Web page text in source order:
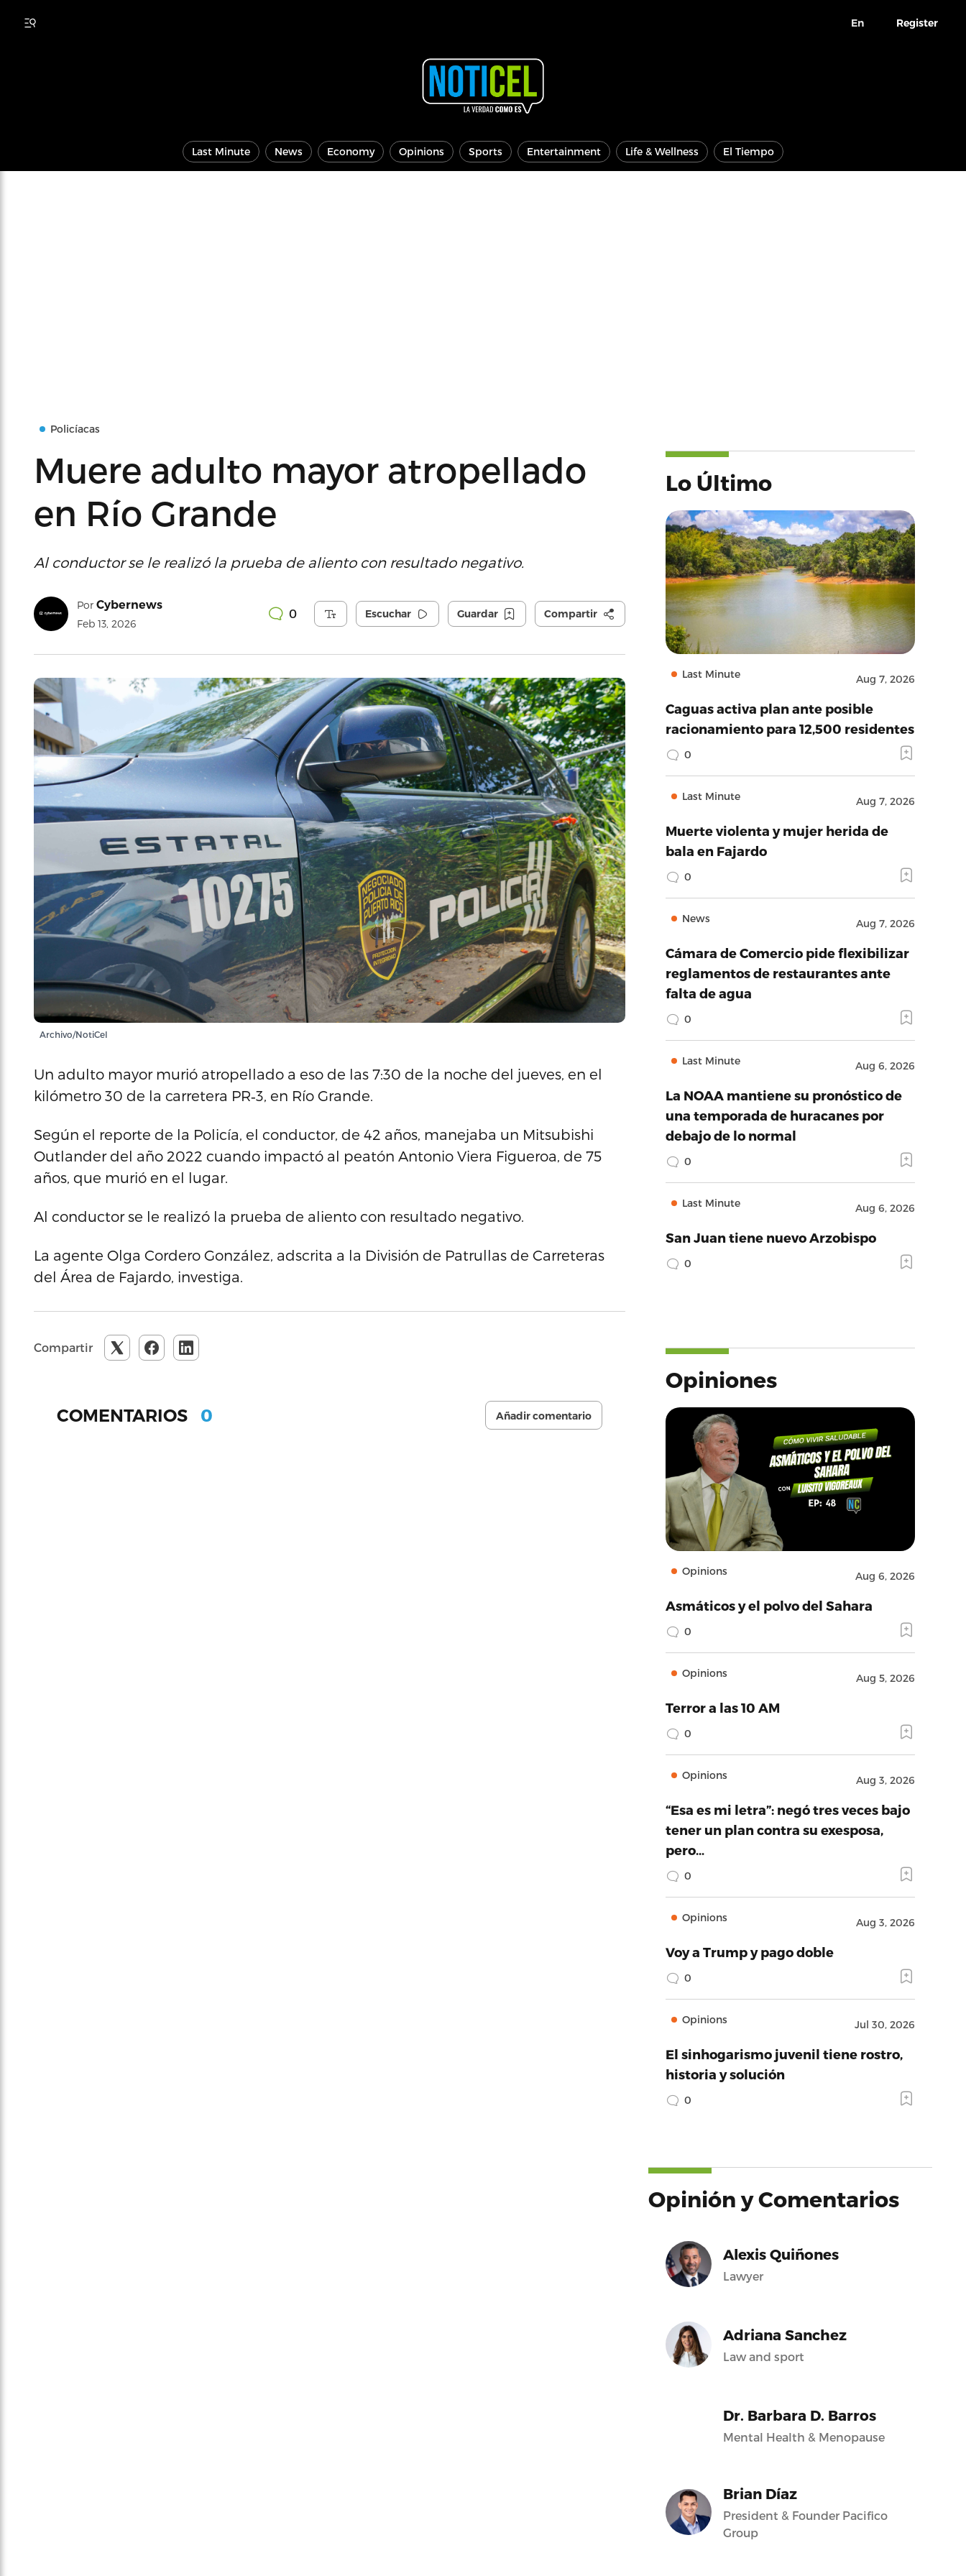
En Register
Last Minute News Economy Opinions Sports Entertainment Life & Wellness El Tiempo
Policíacas
Muere adulto mayor atropellado
en Río Grande
Al conductor se le realizó la prueba de aliento con resultado negativo.
Por Cybernews
Feb 13, 2026
0 Escuchar Guardar Compartir
Archivo/NotiCel
Un adulto mayor murió atropellado a eso de las 7:30 de la noche del jueves, en el
kilómetro 30 de la carretera PR‑3, en Río Grande.
Según el reporte de la Policía, el conductor, de 42 años, manejaba un Mitsubishi
Outlander del año 2022 cuando impactó al peatón Antonio Viera Figueroa, de 75
años, que murió en el lugar.
Al conductor se le realizó la prueba de aliento con resultado negativo.
La agente Olga Cordero González, adscrita a la División de Patrullas de Carreteras
del Área de Fajardo, investiga.
Compartir
COMENTARIOS 0 Añadir comentario
Lo Último
Last Minute Aug 7, 2026
Caguas activa plan ante posible
racionamiento para 12,500 residentes
0
Last Minute Aug 7, 2026
Muerte violenta y mujer herida de
bala en Fajardo
0
News Aug 7, 2026
Cámara de Comercio pide flexibilizar
reglamentos de restaurantes ante
falta de agua
0
Last Minute Aug 6, 2026
La NOAA mantiene su pronóstico de
una temporada de huracanes por
debajo de lo normal
0
Last Minute Aug 6, 2026
San Juan tiene nuevo Arzobispo
0
Opiniones
Opinions Aug 6, 2026
Asmáticos y el polvo del Sahara
0
Opinions Aug 5, 2026
Terror a las 10 AM
0
Opinions Aug 3, 2026
“Esa es mi letra”: negó tres veces bajo
tener un plan contra su exesposa,
pero…
0
Opinions Aug 3, 2026
Voy a Trump y pago doble
0
Opinions Jul 30, 2026
El sinhogarismo juvenil tiene rostro,
historia y solución
0
Opinión y Comentarios
Alexis Quiñones
Lawyer
Adriana Sanchez
Law and sport
Dr. Barbara D. Barros
Mental Health & Menopause
Brian Díaz
President & Founder Pacifico
Group